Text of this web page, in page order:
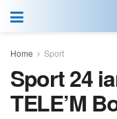
Home Sport
Sport 24
TELE’M